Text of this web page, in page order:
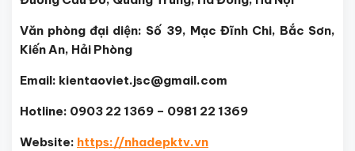
Văn phòng đại diện: Số 39, Mạc Đĩnh Chi, Bắc Sơn,
Kiến An, Hải Phòng
Email: kientaoviet.jsc@gmail.com
Hotline: 0903 22 1369 – 0981 22 1369
Website: https://nhadepktv.vn